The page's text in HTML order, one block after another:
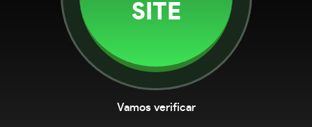
SITE
Vamos verificar